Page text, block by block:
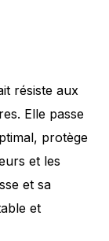
résiste aux
Elle passe
protège
et les
et sa
et